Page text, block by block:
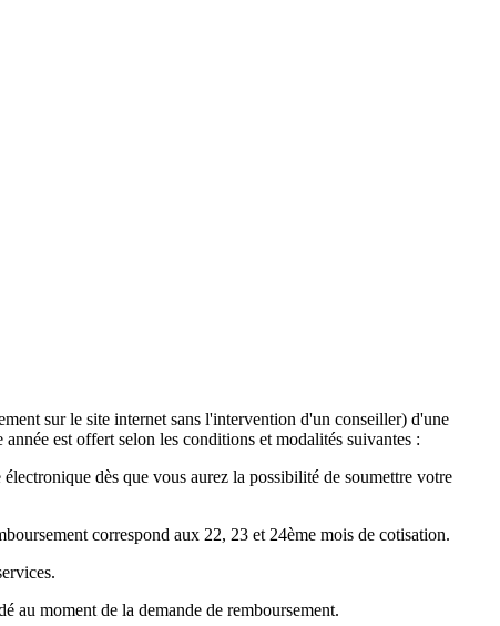
sur le site internet sans l'intervention d'un conseiller) d'une
est offert selon les conditions et modalités suivantes :
dès que vous aurez la possibilité de soumettre votre
correspond aux 22, 23 et 24ème mois de cotisation.
au moment de la demande de remboursement.